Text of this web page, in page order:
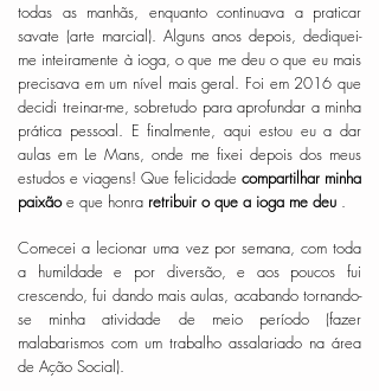
todas as manhãs, enquanto continuava a praticar
savate (arte marcial). Alguns anos depois, dediquei-
me inteiramente à ioga, o que me deu o que eu mais
precisava em um nível mais geral. Foi em 2016 que
decidi treinar-me, sobretudo para aprofundar a minha
prática pessoal. E finalmente, aqui estou eu a dar
aulas em Le Mans, onde me fixei depois dos meus
estudos e viagens! Que felicidade compartilhar minha
paixãoe que honra retribuir o que a ioga me deu .
Comecei a lecionar uma vez por semana, com toda
a humildade e por diversão, e aos poucos fui
crescendo, fui dando mais aulas, acabando tornando-
se minha atividade de meio período (fazer
malabarismos com um trabalho assalariado na área
de Ação Social).